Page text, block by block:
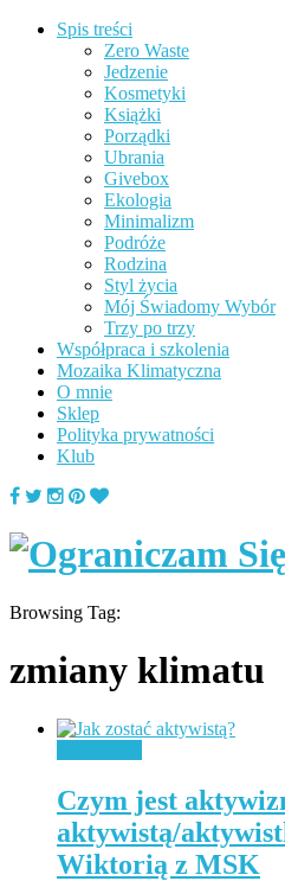
Spis treści
Zero Waste
Jedzenie
Kosmetyki
Książki
Porządki
Ubrania
Givebox
Ekologia
Minimalizm
Podróże
Rodzina
Styl życia
Mój Świadomy Wybór
Trzy po trzy
Współpraca i szkolenia
Mozaika Klimatyczna
O mnie
Sklep
Polityka prywatności
Klub
Browsing Tag:
zmiany klimatu
Czym jest
aktywistą/
Wiktorią z MSK